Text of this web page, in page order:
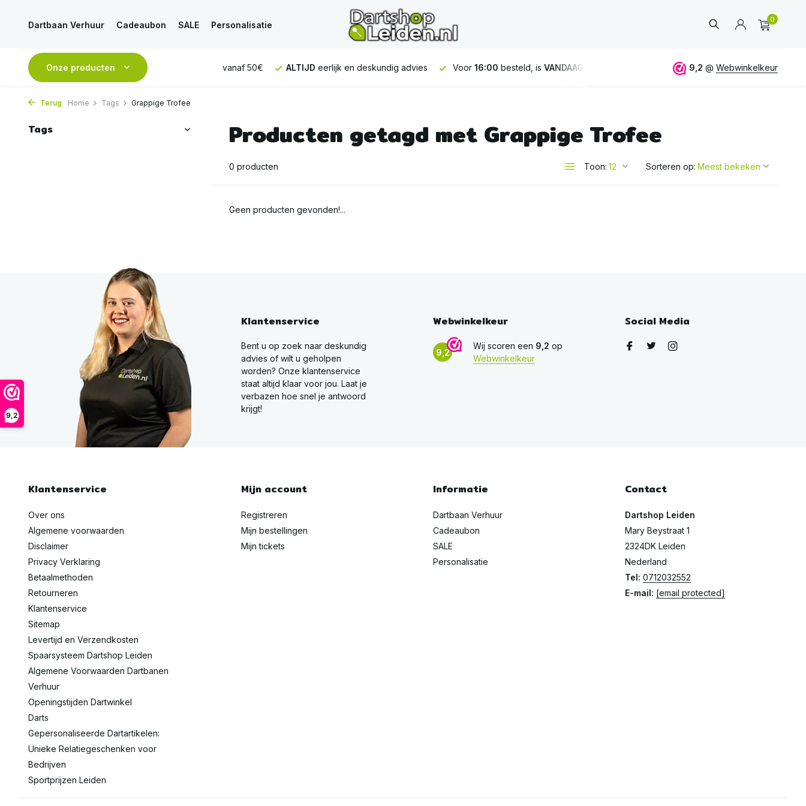
9,2
Dartbaan Verhuur Cadeaubon SALE Personalisatie
0
Onze producten
is VANDAAGverstuurd GRATIS verzending vanaf 50€ ALTIJD eerlijk en deskundig advies Voor 16:00 besteld, is VANDAAG GRATISverzending vanaf 50€
9,2 @ Webwinkelkeur
Terug Home Tags Grappige Trofee
Tags Producten getagd met Grappige Trofee
0 producten Toon: Sorteren op:
Geen producten gevonden!...
Klantenservice
Bent u op zoek naar deskundig
advies of wilt u geholpen
worden? Onze klantenservice
staat altijd klaar voor jou. Laat je
verbazen hoe snel je antwoord
krijgt!
Webwinkelkeur
9,2
Wij scoren een 9,2 op
Webwinkelkeur
Social Media
Klantenservice
Over ons
Algemene voorwaarden
Disclaimer
Privacy Verklaring
Betaalmethoden
Retourneren
Klantenservice
Sitemap
Levertijd en Verzendkosten
Spaarsysteem Dartshop Leiden
Algemene Voorwaarden Dartbanen
Verhuur
Openingstijden Dartwinkel
Darts
Gepersonaliseerde Dartartikelen:
Unieke Relatiegeschenken voor
Bedrijven
Sportprijzen Leiden
Mijn account
Registreren
Mijn bestellingen
Mijn tickets
Informatie
Dartbaan Verhuur
Cadeaubon
SALE
Personalisatie
Contact
Dartshop Leiden
Mary Beystraat 1
2324DK Leiden
Nederland
Tel: 0712032552
E-mail: [email protected]